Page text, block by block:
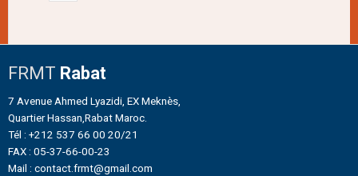
FRMT Rabat
7 Avenue Ahmed Lyazidi, EX Meknès,
Quartier Hassan,Rabat Maroc.
Tél : +212 537 66 00 20/21
FAX : 05-37-66-00-23
Mail : contact.frmt@gmail.com